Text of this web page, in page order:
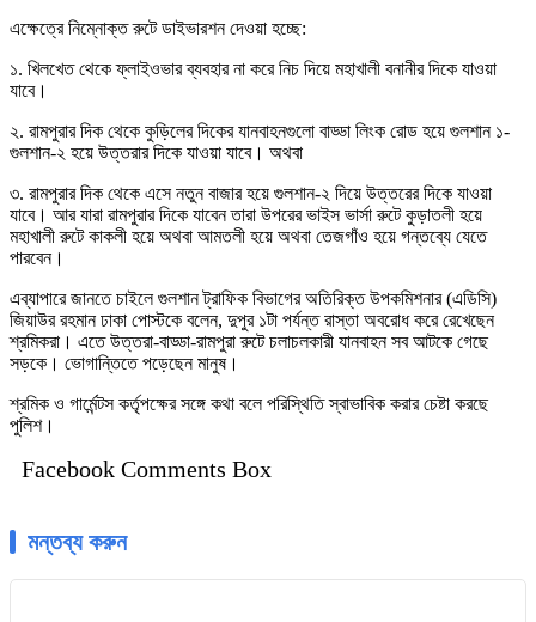
এক্ষেত্রে নিম্নোক্ত রুটে ডাইভারশন দেওয়া হচ্ছে:
১. খিলখেত থেকে ফ্লাইওভার ব্যবহার না করে নিচ দিয়ে মহাখালী বনানীর দিকে যাওয়া
যাবে।
২. রামপুরার দিক থেকে কুড়িলের দিকের যানবাহনগুলো বাড্ডা লিংক রোড হয়ে গুলশান ১-
গুলশান-২ হয়ে উত্তরার দিকে যাওয়া যাবে। অথবা
৩. রামপুরার দিক থেকে এসে নতুন বাজার হয়ে গুলশান-২ দিয়ে উত্তরের দিকে যাওয়া
যাবে। আর যারা রামপুরার দিকে যাবেন তারা উপরের ভাইস ভার্সা রুটে কুড়াতলী হয়ে
মহাখালী রুটে কাকলী হয়ে অথবা আমতলী হয়ে অথবা তেজগাঁও হয়ে গন্তব্যে যেতে
পারবেন।
এব্যাপারে জানতে চাইলে গুলশান ট্রাফিক বিভাগের অতিরিক্ত উপকমিশনার (এডিসি)
জিয়াউর রহমান ঢাকা পোস্টকে বলেন, দুপুর ১টা পর্যন্ত রাস্তা অবরোধ করে রেখেছেন
শ্রমিকরা। এতে উত্তরা-বাড্ডা-রামপুরা রুটে চলাচলকারী যানবাহন সব আটকে গেছে
সড়কে। ভোগান্তিতে পড়েছেন মানুষ।
শ্রমিক ও গার্মেন্টস কর্তৃপক্ষের সঙ্গে কথা বলে পরিস্থিতি স্বাভাবিক করার চেষ্টা করছে
পুলিশ।
Facebook Comments Box
মন্তব্য করুন